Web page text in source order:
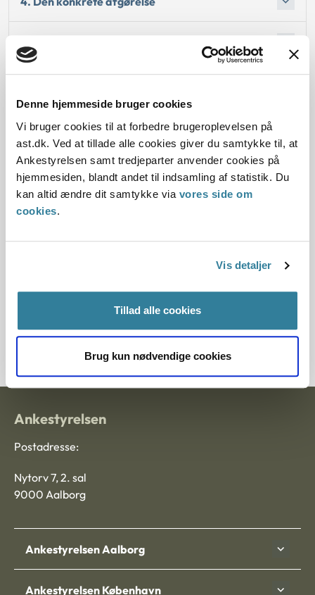
Denne hjemmeside bruger cookies
Vi bruger cookies til at forbedre brugeroplevelsen på
ast.dk. Ved at tillade alle cookies giver du samtykke til, at
Ankestyrelsen samt tredjeparter anvender cookies på
hjemmesiden, blandt andet til indsamling af statistik. Du
kan altid ændre dit samtykke via vores side om
cookies.
Vis detaljer
Tillad alle cookies
Brug kun nødvendige cookies
Dato for underskrift
14.04.2016
Offentliggørelsesdato
15.04.2016
Paragraf
2015-4020-39790
Ankestyrelsen
Postadresse:
Nytorv 7, 2. sal
9000 Aalborg
Ankestyrelsen Aalborg
Ankestyrelsen København